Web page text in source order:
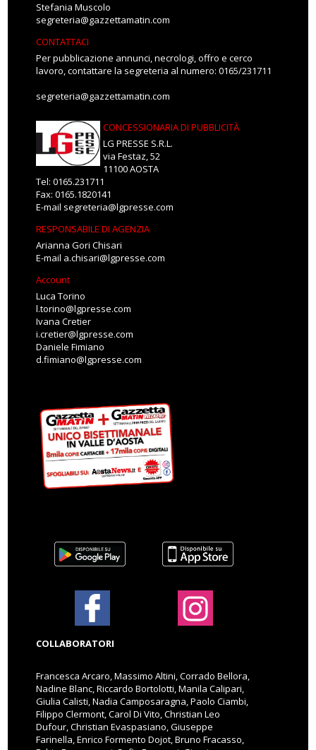
Stefania Muscolo
segreteria@gazzettamatin.com
CONTATTACI
Per pubblicazione annunci, necrologi, offro e cerco
lavoro, contattare la segreteria al numero: 0165/231711
segreteria@gazzettamatin.com
CONCESSIONARIA DI PUBBLICITÀ
LG PRESSE S.R.L.
via Festaz, 52
11100 AOSTA
Tel: 0165.231711
Fax: 0165.1820141
E-mail segreteria@lgpresse.com
RESPONSABILE DI AGENZIA
Arianna Gori Chisari
E-mail a.chisari@lgpresse.com
Account
Luca Torino
l.torino@lgpresse.com
Ivana Cretier
i.cretier@lgpresse.com
Daniele Fimiano
d.fimiano@lgpresse.com
COLLABORATORI
Francesca Arcaro, Massimo Altini, Corrado Bellora,
Nadine Blanc, Riccardo Bortolotti, Manila Calipari,
Giulia Calisti, Nadia Camposaragna, Paolo Ciambi,
Filippo Clermont, Carol Di Vito, Christian Leo
Dufour, Christian Evaspasiano, Giuseppe
Farinella, Enrico Formento Dojot, Bruno Fracasso,